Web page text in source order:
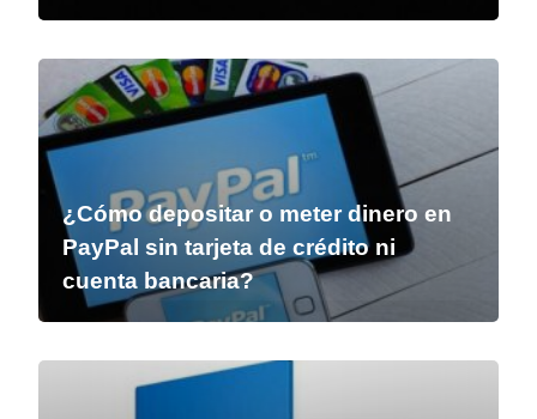
¿Cómo depositar o meter dinero en
PayPal sin tarjeta de crédito ni
cuenta bancaria?